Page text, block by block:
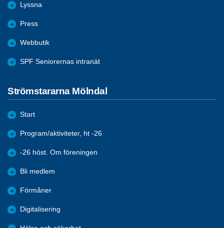
Lyssna
Press
Webbutik
SPF Seniorernas intranät
Strömstararna Mölndal
Start
Program/aktiviteter, ht -26
-26 höst. Om föreningen
Bli medlem
Förmåner
Digitalisering